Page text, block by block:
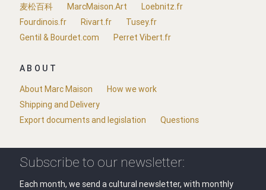
麦松百科
MarcMaison.Art
Loebnitz.fr
Fourdinois.fr
Rivart.fr
Tusey.fr
Gentil & Bourdet.com
Perret Vibert.fr
ABOUT
About Marc Maison
How we work
Shipping and Delivery
Export documents and legislation
Questions
Subscribe to our newsletter:
Each month, we send a cultural newsletter, with monthly